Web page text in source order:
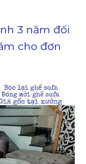
3 năm đối
cho đơn